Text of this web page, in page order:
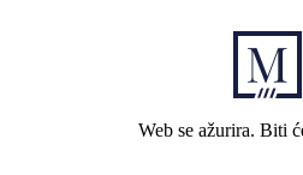
Web se ažurira. Biti